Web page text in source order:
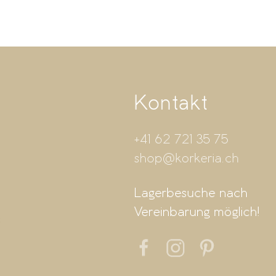
Kontakt
+41 62 721 35 75
shop@korkeria.ch
Lagerbesuche nach
Vereinbarung möglich!